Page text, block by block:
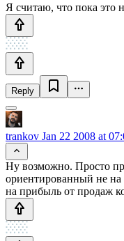
Я считаю, что пока это
Reply
trankov Jan 22 2008 at
Ну возможно. Просто
ориентированный не
на прибыль от продаж